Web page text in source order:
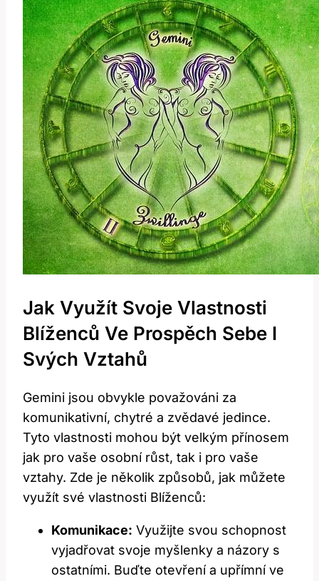
Jak Využít Svoje Vlastnosti
Blíženců Ve Prospěch Sebe I
Svých Vztahů
Gemini jsou obvykle považováni za
komunikativní, chytré a zvědavé jedince.
Tyto vlastnosti mohou být velkým přínosem
jak pro vaše osobní růst, tak i pro vaše
vztahy. Zde je několik způsobů, jak můžete
využít své vlastnosti Blíženců:
Komunikace: Využijte svou schopnost
vyjadřovat svoje myšlenky a názory s
ostatními. Buďte otevření a upřímní ve